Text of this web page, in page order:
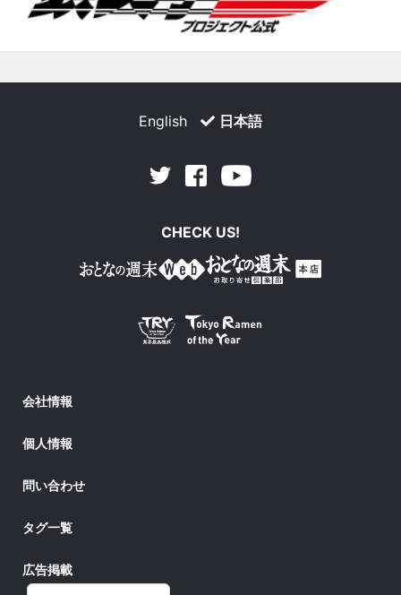
English 日本語
Twitter Facebook
CHECK US!
会社情報
個人情報
問い合わせ
タグ一覧
広告掲載